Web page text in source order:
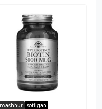
mashhur sotilgan